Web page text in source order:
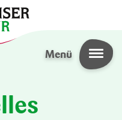
Menü